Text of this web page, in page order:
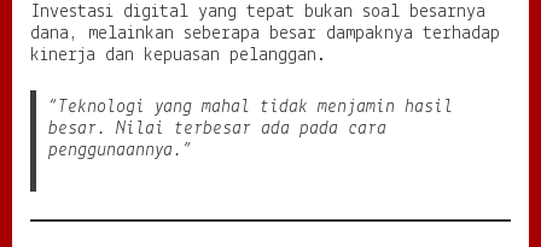
Investasi digital yang tepat bukan soal besarnya
dana, melainkan seberapa besar dampaknya terhadap
kinerja dan kepuasan pelanggan.
“Teknologi yang mahal tidak menjamin hasil
besar. Nilai terbesar ada pada cara
penggunaannya.”